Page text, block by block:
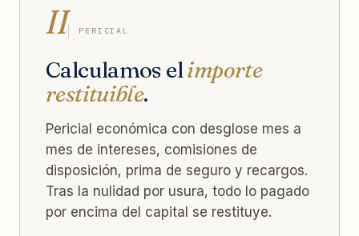
II PERICIAL
Calculamos el importe
restituible.
Pericial económica con desglose mes a
mes de intereses, comisiones de
disposición, prima de seguro y recargos.
Tras la nulidad por usura, todo lo pagado
por encima del capital se restituye.